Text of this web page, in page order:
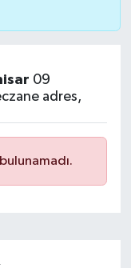
09
adres,